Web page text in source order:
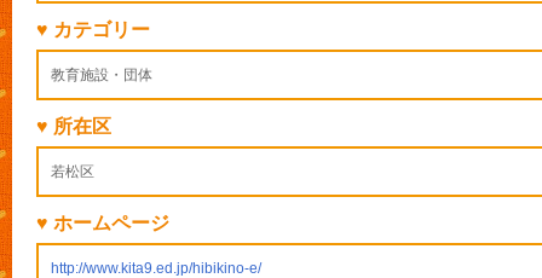
♥ カテゴリー
教育施設・団体
♥ 所在区
若松区
♥ ホームページ
http://www.kita9.ed.jp/hibikino-e/